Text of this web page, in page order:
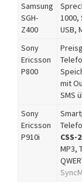
Samsung
SGH-
Z400
1000,
USB,
Sony
Ericsson
P800
mit
SMS
Sony
Ericsson
P910i
CSS-
MP3,